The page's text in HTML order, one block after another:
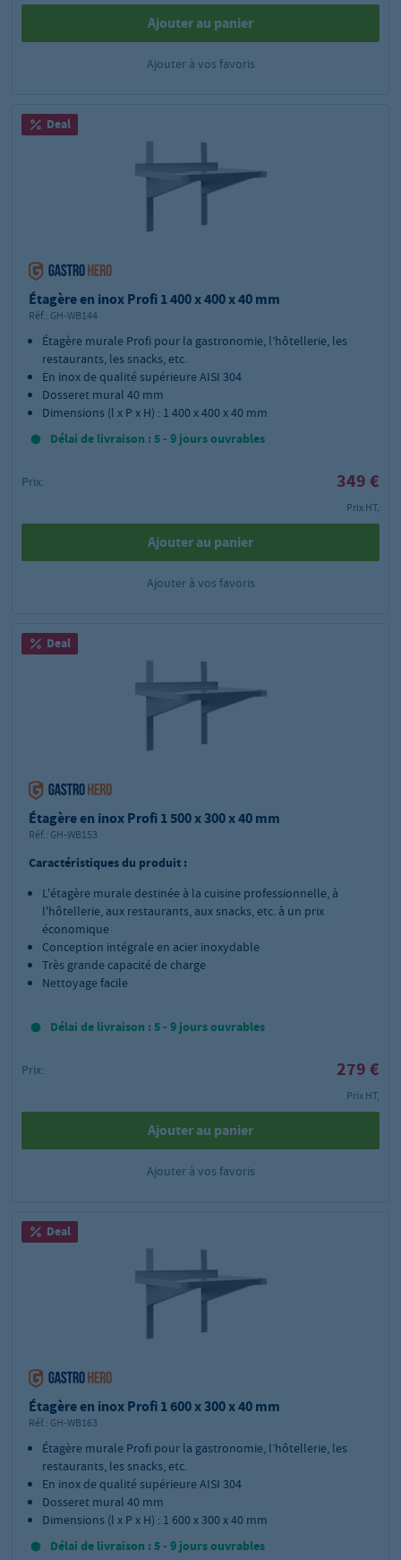
Ajouter au panier
Ajouter à vos favoris
Deal
Étagère en inox Profi 1 400 x 400 x 40 mm
Réf.: GH-WB144
Étagère murale Profi pour la gastronomie, l’hôtellerie, les
restaurants, les snacks, etc.
En inox de qualité supérieure AISI 304
Dosseret mural 40 mm
Dimensions (l x P x H) : 1 400 x 400 x 40 mm
Délai de livraison : 5 - 9 jours ouvrables
Prix: 349 €
Prix HT,
Ajouter au panier
Ajouter à vos favoris
Deal
Étagère en inox Profi 1 500 x 300 x 40 mm
Réf.: GH-WB153
Caractéristiques du produit :
L'étagère murale destinée à la cuisine professionnelle, à
l'hôtellerie, aux restaurants, aux snacks, etc. à un prix
économique
Conception intégrale en acier inoxydable
Très grande capacité de charge
Nettoyage facile
Délai de livraison : 5 - 9 jours ouvrables
Prix: 279 €
Prix HT,
Ajouter au panier
Ajouter à vos favoris
Deal
Étagère en inox Profi 1 600 x 300 x 40 mm
Réf.: GH-WB163
Étagère murale Profi pour la gastronomie, l’hôtellerie, les
restaurants, les snacks, etc.
En inox de qualité supérieure AISI 304
Dosseret mural 40 mm
Dimensions (l x P x H) : 1 600 x 300 x 40 mm
Délai de livraison : 5 - 9 jours ouvrables